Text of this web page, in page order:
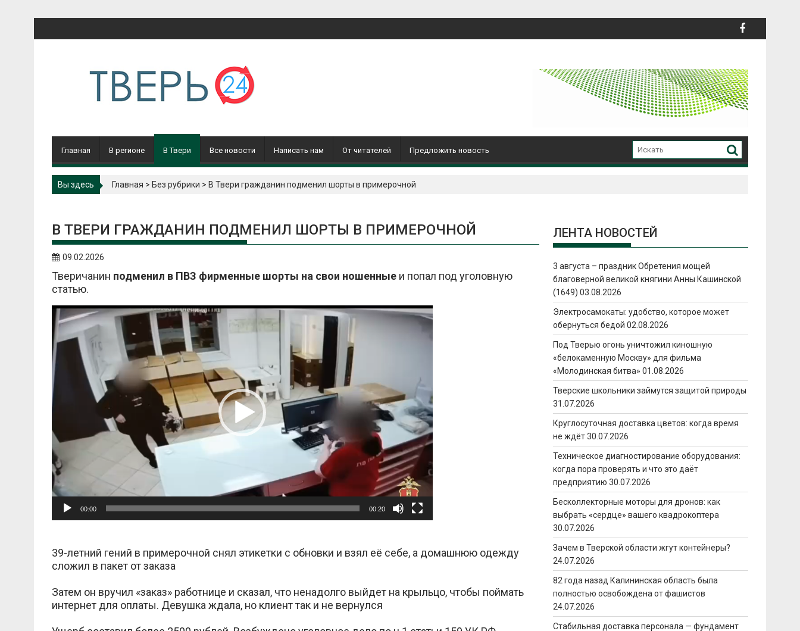
Главная В регионе В Твери Все новости Написать нам От читателей Предложить новость
Вы здесь Главная > Без рубрики > В Твери гражданин подменил шорты в примерочной
В ТВЕРИ ГРАЖДАНИН ПОДМЕНИЛ ШОРТЫ В ПРИМЕРОЧНОЙ
09.02.2026
Тверичанин подменил в ПВЗ фирменные шорты на свои ношенные и попал под уголовную
статью.
Видеоплеер
00:00 00:20
39-летний гений в примерочной снял этикетки с обновки и взял её себе, а домашнюю одежду
сложил в пакет от заказа
Затем он вручил «заказ» работнице и сказал, что ненадолго выйдет на крыльцо, чтобы поймать
интернет для оплаты. Девушка ждала, но клиент так и не вернулся
ЛЕНТА НОВОСТЕЙ
3 августа – праздник Обретения мощей
благоверной великой княгини Анны Кашинской
(1649) 03.08.2026
Электросамокаты: удобство, которое может
обернуться бедой 02.08.2026
Под Тверью огонь уничтожил киношную
«белокаменную Москву» для фильма
«Молодинская битва» 01.08.2026
Тверские школьники займутся защитой природы
31.07.2026
Круглосуточная доставка цветов: когда время
не ждёт 30.07.2026
Техническое диагностирование оборудования:
когда пора проверять и что это даёт
предприятию 30.07.2026
Бесколлекторные моторы для дронов: как
выбрать «сердце» вашего квадрокоптера
30.07.2026
Зачем в Тверской области жгут контейнеры?
24.07.2026
82 года назад Калининская область была
полностью освобождена от фашистов
24.07.2026
Стабильная доставка персонала — фундамент